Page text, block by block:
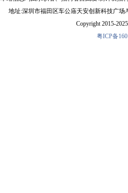
地址:深圳市福田区车公庙天安创新科技广场
Copyright 2015-
粤ICP备